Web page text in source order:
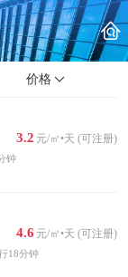
价格
3.2 元/㎡•天 (可注册)
钟
4.6 元/㎡•天 (可注册)
18分钟